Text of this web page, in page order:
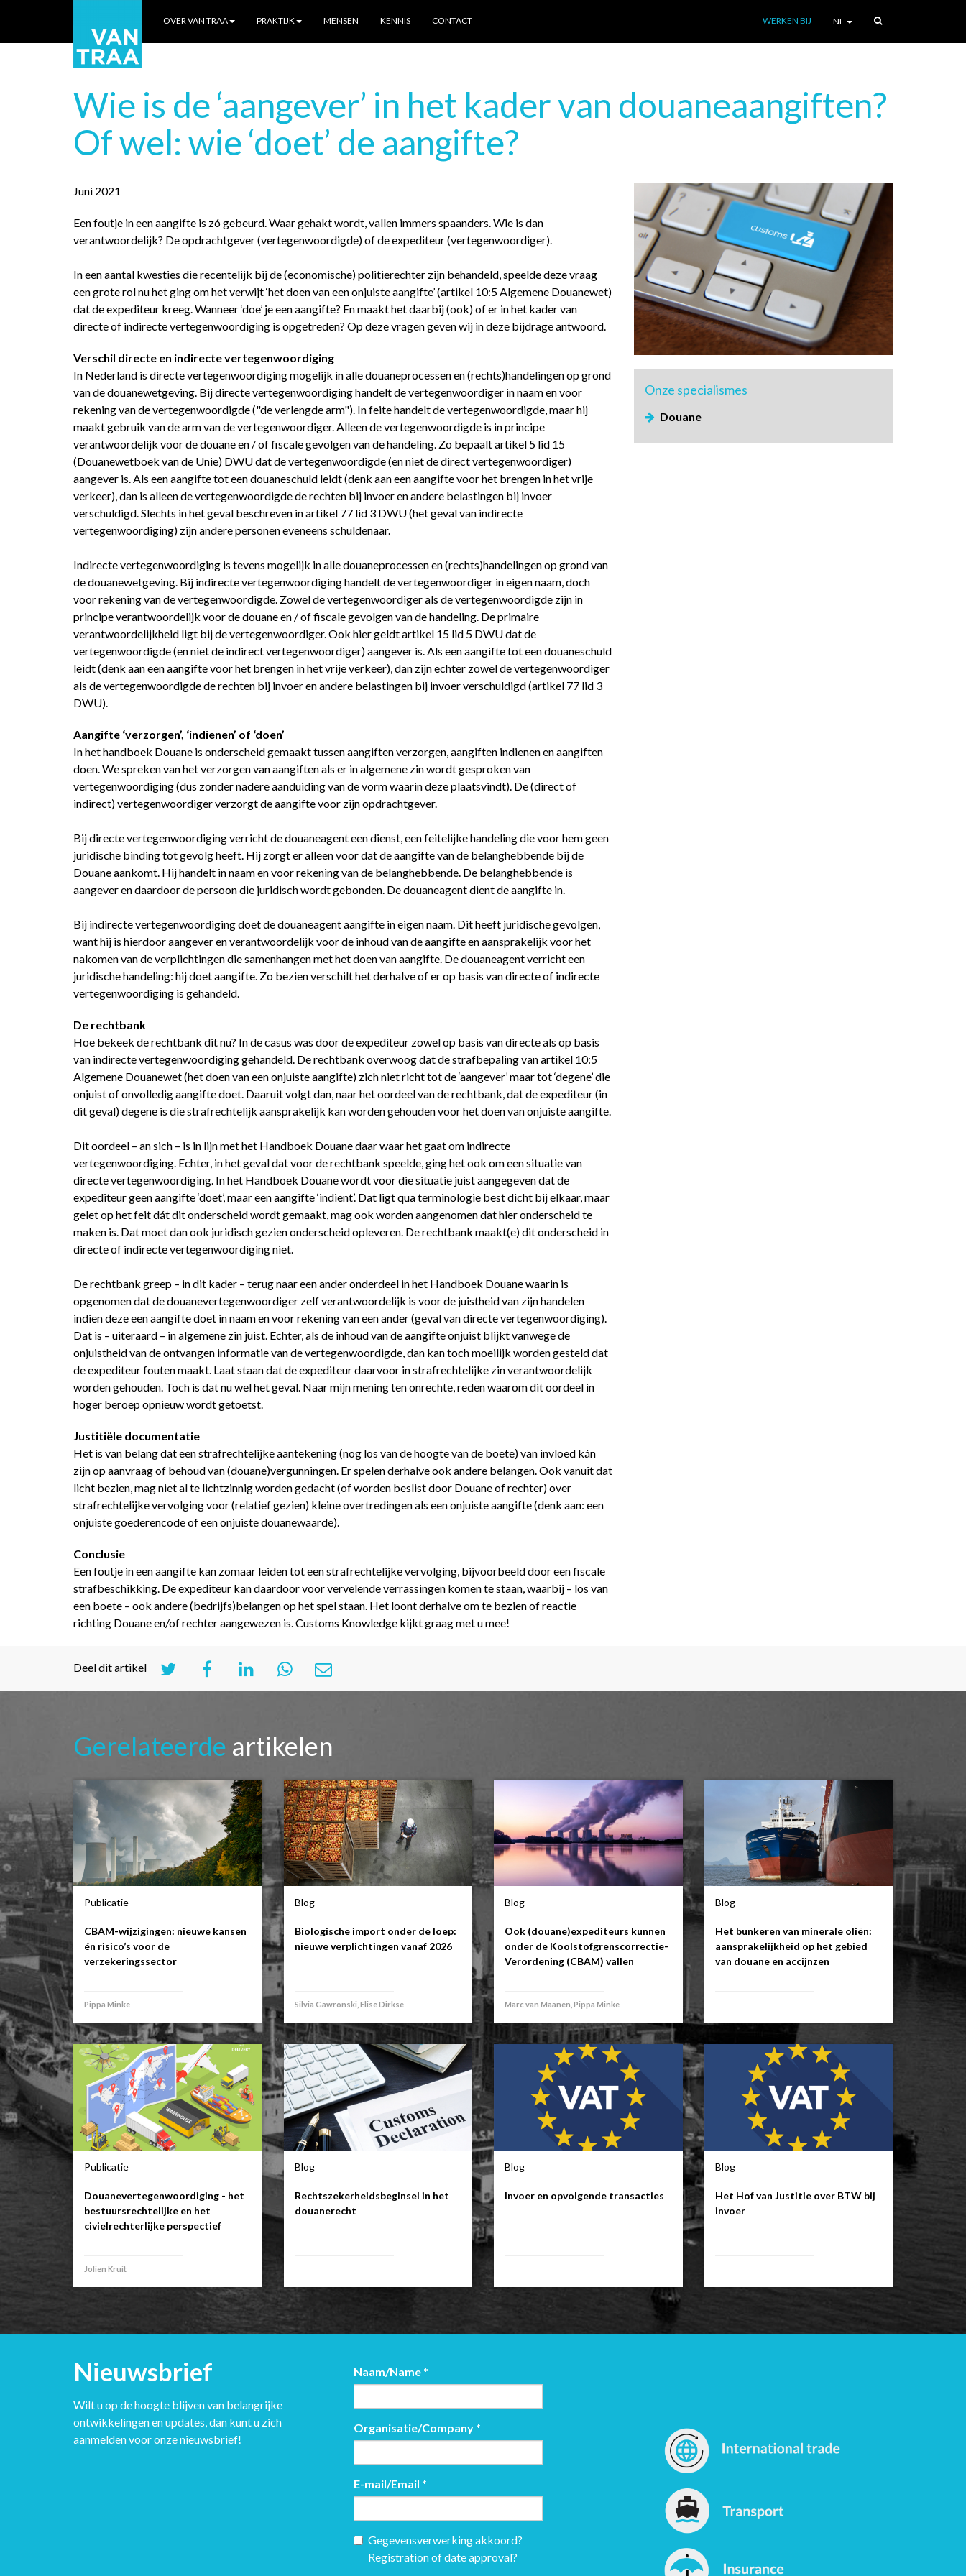
OVER VAN TRAA PRAKTIJK MENSEN KENNIS CONTACT WERKEN BIJ NL
Wie is de ‘aangever’ in het kader van douaneaangiften?
Of wel: wie ‘doet’ de aangifte?
Juni 2021
Een foutje in een aangifte is zó gebeurd. Waar gehakt wordt, vallen immers spaanders. Wie is dan
verantwoordelijk? De opdrachtgever (vertegenwoordigde) of de expediteur (vertegenwoordiger).
In een aantal kwesties die recentelijk bij de (economische) politierechter zijn behandeld, speelde deze vraag
een grote rol nu het ging om het verwijt ‘het doen van een onjuiste aangifte’ (artikel 10:5 Algemene Douanewet)
dat de expediteur kreeg. Wanneer ‘doe’ je een aangifte? En maakt het daarbij (ook) of er in het kader van
directe of indirecte vertegenwoordiging is opgetreden? Op deze vragen geven wij in deze bijdrage antwoord.
Verschil directe en indirecte vertegenwoordiging
In Nederland is directe vertegenwoordiging mogelijk in alle douaneprocessen en (rechts)handelingen op grond
van de douanewetgeving. Bij directe vertegenwoordiging handelt de vertegenwoordiger in naam en voor
rekening van de vertegenwoordigde ("de verlengde arm"). In feite handelt de vertegenwoordigde, maar hij
maakt gebruik van de arm van de vertegenwoordiger. Alleen de vertegenwoordigde is in principe
verantwoordelijk voor de douane en / of fiscale gevolgen van de handeling. Zo bepaalt artikel 5 lid 15
(Douanewetboek van de Unie) DWU dat de vertegenwoordigde (en niet de direct vertegenwoordiger)
aangever is. Als een aangifte tot een douaneschuld leidt (denk aan een aangifte voor het brengen in het vrije
verkeer), dan is alleen de vertegenwoordigde de rechten bij invoer en andere belastingen bij invoer
verschuldigd. Slechts in het geval beschreven in artikel 77 lid 3 DWU (het geval van indirecte
vertegenwoordiging) zijn andere personen eveneens schuldenaar.
Indirecte vertegenwoordiging is tevens mogelijk in alle douaneprocessen en (rechts)handelingen op grond van
de douanewetgeving. Bij indirecte vertegenwoordiging handelt de vertegenwoordiger in eigen naam, doch
voor rekening van de vertegenwoordigde. Zowel de vertegenwoordiger als de vertegenwoordigde zijn in
principe verantwoordelijk voor de douane en / of fiscale gevolgen van de handeling. De primaire
verantwoordelijkheid ligt bij de vertegenwoordiger. Ook hier geldt artikel 15 lid 5 DWU dat de
vertegenwoordigde (en niet de indirect vertegenwoordiger) aangever is. Als een aangifte tot een douaneschuld
leidt (denk aan een aangifte voor het brengen in het vrije verkeer), dan zijn echter zowel de vertegenwoordiger
als de vertegenwoordigde de rechten bij invoer en andere belastingen bij invoer verschuldigd (artikel 77 lid 3
DWU).
Aangifte ‘verzorgen’, ‘indienen’ of ‘doen’
In het handboek Douane is onderscheid gemaakt tussen aangiften verzorgen, aangiften indienen en aangiften
doen. We spreken van het verzorgen van aangiften als er in algemene zin wordt gesproken van
vertegenwoordiging (dus zonder nadere aanduiding van de vorm waarin deze plaatsvindt). De (direct of
indirect) vertegenwoordiger verzorgt de aangifte voor zijn opdrachtgever.
Bij directe vertegenwoordiging verricht de douaneagent een dienst, een feitelijke handeling die voor hem geen
juridische binding tot gevolg heeft. Hij zorgt er alleen voor dat de aangifte van de belanghebbende bij de
Douane aankomt. Hij handelt in naam en voor rekening van de belanghebbende. De belanghebbende is
aangever en daardoor de persoon die juridisch wordt gebonden. De douaneagent dient de aangifte in.
Bij indirecte vertegenwoordiging doet de douaneagent aangifte in eigen naam. Dit heeft juridische gevolgen,
want hij is hierdoor aangever en verantwoordelijk voor de inhoud van de aangifte en aansprakelijk voor het
nakomen van de verplichtingen die samenhangen met het doen van aangifte. De douaneagent verricht een
juridische handeling: hij doet aangifte. Zo bezien verschilt het derhalve of er op basis van directe of indirecte
vertegenwoordiging is gehandeld.
De rechtbank
Hoe bekeek de rechtbank dit nu? In de casus was door de expediteur zowel op basis van directe als op basis
van indirecte vertegenwoordiging gehandeld. De rechtbank overwoog dat de strafbepaling van artikel 10:5
Algemene Douanewet (het doen van een onjuiste aangifte) zich niet richt tot de ‘aangever’ maar tot ‘degene’ die
onjuist of onvolledig aangifte doet. Daaruit volgt dan, naar het oordeel van de rechtbank, dat de expediteur (in
dit geval) degene is die strafrechtelijk aansprakelijk kan worden gehouden voor het doen van onjuiste aangifte.
Dit oordeel – an sich – is in lijn met het Handboek Douane daar waar het gaat om indirecte
vertegenwoordiging. Echter, in het geval dat voor de rechtbank speelde, ging het ook om een situatie van
directe vertegenwoordiging. In het Handboek Douane wordt voor die situatie juist aangegeven dat de
expediteur geen aangifte ‘doet’, maar een aangifte ‘indient’. Dat ligt qua terminologie best dicht bij elkaar, maar
gelet op het feit dát dit onderscheid wordt gemaakt, mag ook worden aangenomen dat hier onderscheid te
maken is. Dat moet dan ook juridisch gezien onderscheid opleveren. De rechtbank maakt(e) dit onderscheid in
directe of indirecte vertegenwoordiging niet.
De rechtbank greep – in dit kader – terug naar een ander onderdeel in het Handboek Douane waarin is
opgenomen dat de douanevertegenwoordiger zelf verantwoordelijk is voor de juistheid van zijn handelen
indien deze een aangifte doet in naam en voor rekening van een ander (geval van directe vertegenwoordiging).
Dat is – uiteraard – in algemene zin juist. Echter, als de inhoud van de aangifte onjuist blijkt vanwege de
onjuistheid van de ontvangen informatie van de vertegenwoordigde, dan kan toch moeilijk worden gesteld dat
de expediteur fouten maakt. Laat staan dat de expediteur daarvoor in strafrechtelijke zin verantwoordelijk
worden gehouden. Toch is dat nu wel het geval. Naar mijn mening ten onrechte, reden waarom dit oordeel in
hoger beroep opnieuw wordt getoetst.
Justitiële documentatie
Het is van belang dat een strafrechtelijke aantekening (nog los van de hoogte van de boete) van invloed kán
zijn op aanvraag of behoud van (douane)vergunningen. Er spelen derhalve ook andere belangen. Ook vanuit dat
licht bezien, mag niet al te lichtzinnig worden gedacht (of worden beslist door Douane of rechter) over
strafrechtelijke vervolging voor (relatief gezien) kleine overtredingen als een onjuiste aangifte (denk aan: een
onjuiste goederencode of een onjuiste douanewaarde).
Conclusie
Een foutje in een aangifte kan zomaar leiden tot een strafrechtelijke vervolging, bijvoorbeeld door een fiscale
strafbeschikking. De expediteur kan daardoor voor vervelende verrassingen komen te staan, waarbij – los van
een boete – ook andere (bedrijfs)belangen op het spel staan. Het loont derhalve om te bezien of reactie
richting Douane en/of rechter aangewezen is. Customs Knowledge kijkt graag met u mee!
Onze specialismes
Douane
Deel dit artikel
Gerelateerde artikelen
Publicatie
CBAM-wijzigingen: nieuwe kansen
én risico’s voor de
verzekeringssector
Pippa Minke
Blog
Biologische import onder de loep:
nieuwe verplichtingen vanaf 2026
Silvia Gawronski, Elise Dirkse
Blog
Ook (douane)expediteurs kunnen
onder de Koolstofgrenscorrectie-
Verordening (CBAM) vallen
Marc van Maanen, Pippa Minke
Blog
Het bunkeren van minerale oliën:
aansprakelijkheid op het gebied
van douane en accijnzen
Publicatie
Douanevertegenwoordiging - het
bestuursrechtelijke en het
civielrechterlijke perspectief
Jolien Kruit
Blog
Rechtszekerheidsbeginsel in het
douanerecht
Blog
Invoer en opvolgende transacties
Blog
Het Hof van Justitie over BTW bij
invoer
Nieuwsbrief
Wilt u op de hoogte blijven van belangrijke
ontwikkelingen en updates, dan kunt u zich
aanmelden voor onze nieuwsbrief!
Naam/Name *
Organisatie/Company *
E-mail/Email *
Gegevensverwerking akkoord?
Registration of date approval?